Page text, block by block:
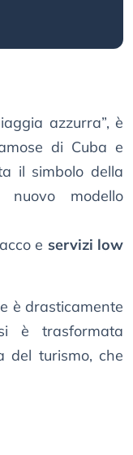
azzurra”, è
di Cuba e
il simbolo della
nuovo modello
e servizi low
è drasticamente
è trasformata
del turismo, che